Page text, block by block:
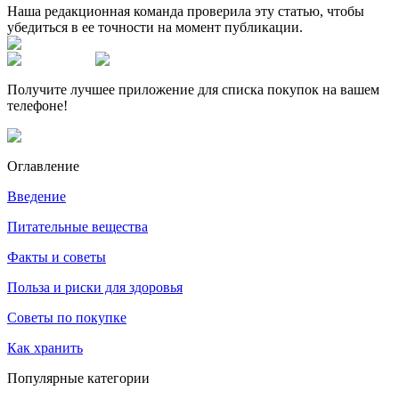
Наша редакционная команда проверила эту статью, чтобы
убедиться в ее точности на момент публикации.
Получите лучшее приложение для списка покупок на вашем
телефоне!
Оглавление
Введение
Питательные вещества
Факты и советы
Польза и риски для здоровья
Советы по покупке
Как хранить
Популярные категории